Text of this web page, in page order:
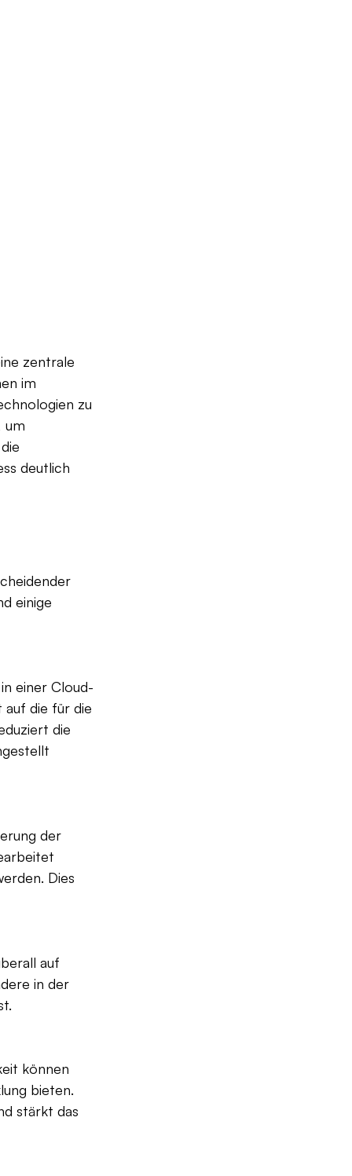
zentrale
im
zu
um
deutlich
einige
einer Cloud-
auf die für die
die
der
Dies
auf
in der
können
bieten.
stärkt das